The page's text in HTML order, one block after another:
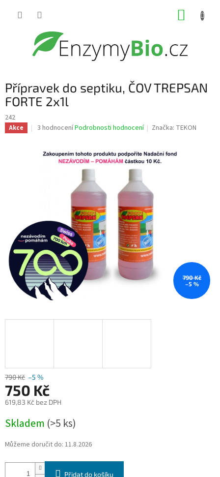
Přípravek do septiku, ČOV TREPSAN
FORTE 2x1l
242
Akce
Průměrné
3 hodnoceníPodrobnosti hodnocení Značka: TEKON
790 Kč
–5 %
790 Kč –5 %
750 Kč
619,83 Kč bez DPH
cena:
Skladem (>5 ks)
Můžeme doručit do: 11.8.2026
Přidat do košíku